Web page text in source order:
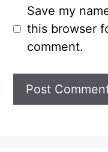
Save my
this browser
comment.